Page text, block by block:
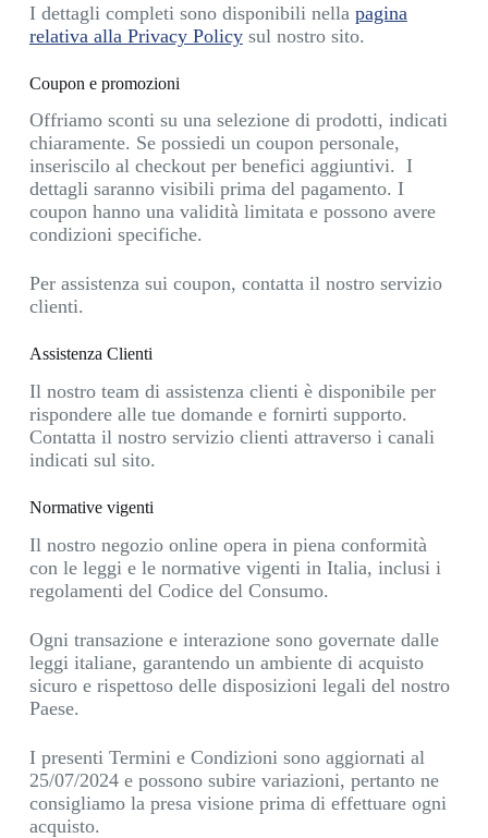
I dettagli completi sono disponibili nella pagina
relativa alla Privacy Policysul nostro sito.
Coupon e promozioni
Offriamo sconti su una selezione di prodotti, indicati
chiaramente. Se possiedi un coupon personale,
inseriscilo al checkout per benefici aggiuntivi. I
dettagli saranno visibili prima del pagamento. I
coupon hanno una validità limitata e possono avere
condizioni specifiche.
Per assistenza sui coupon, contatta il nostro servizio
clienti.
Assistenza Clienti
Il nostro team di assistenza clienti è disponibile per
rispondere alle tue domande e fornirti supporto.
Contatta il nostro servizio clienti attraverso i canali
indicati sul sito.
Normative vigenti
Il nostro negozio online opera in piena conformità
con le leggi e le normative vigenti in Italia, inclusi i
regolamenti del Codice del Consumo.
Ogni transazione e interazione sono governate dalle
leggi italiane, garantendo un ambiente di acquisto
sicuro e rispettoso delle disposizioni legali del nostro
Paese.
I presenti Termini e Condizioni sono aggiornati al
25/07/2024 e possono subire variazioni, pertanto ne
consigliamo la presa visione prima di effettuare ogni
acquisto.